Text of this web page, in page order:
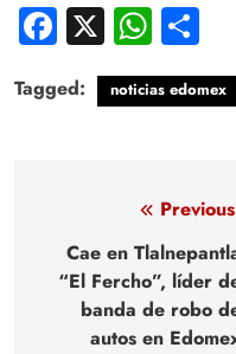
Facebook
X
Tagged: noticias edomex
Navegación
de
entradas
Cae en
“El Fercho”, líder
banda de robo
autos en